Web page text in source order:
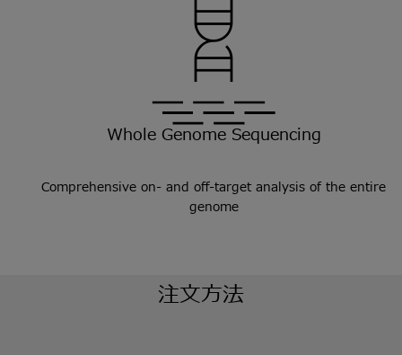
Whole Genome Sequencing
Comprehensive on- and off-target analysis of the entire
genome
注文方法